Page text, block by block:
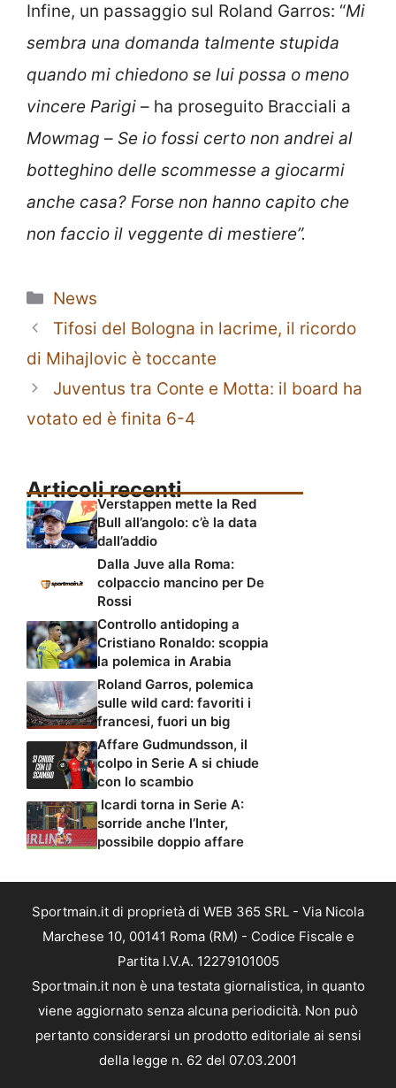
Infine, un passaggio sul Roland Garros: “Mi
sembra una domanda talmente stupida
quando mi chiedono se lui possa o meno
vincere Parigi – ha proseguito Bracciali a
Mowmag – Se io fossi certo non andrei al
botteghino delle scommesse a giocarmi
anche casa? Forse non hanno capito che
non faccio il veggente di mestiere”.
Categorie
News
Tifosi del Bologna in lacrime, il ricordo
di Mihajlovic è toccante
Juventus tra Conte e Motta: il board ha
votato ed è finita 6-4
Articoli recenti
Verstappen mette la Red
Bull all’angolo: c’è la data
dall’addio
Dalla Juve alla Roma:
colpaccio mancino per De
Rossi
Controllo antidoping a
Cristiano Ronaldo: scoppia
la polemica in Arabia
Roland Garros, polemica
sulle wild card: favoriti i
francesi, fuori un big
Affare Gudmundsson, il
colpo in Serie A si chiude
con lo scambio
Icardi torna in Serie A:
sorride anche l’Inter,
possibile doppio affare
Sportmain.it di proprietà di WEB 365 SRL - Via Nicola
Marchese 10, 00141 Roma (RM) - Codice Fiscale e
Partita I.V.A. 12279101005
Sportmain.it non è una testata giornalistica, in quanto
viene aggiornato senza alcuna periodicità. Non può
pertanto considerarsi un prodotto editoriale ai sensi
della legge n. 62 del 07.03.2001